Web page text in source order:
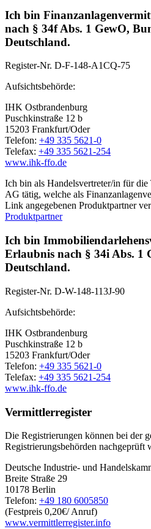
Ich bin
nach § 34f Abs. 1 GewO,
Deutschland.
Register-Nr. D-F-148-A1CQ-75
Aufsichtsbehörde:
IHK Ostbrandenburg
Puschkinstraße 12 b
15203 Frankfurt/Oder
Telefon: +49 335 5621-0
Telefax: +49 335 5621-254
www.ihk-ffo.de
Ich bin als Handelsvertreter/in für
AG tätig, welche als
Link angegebenen Produktpartner
Produktpartner
Ich bin
Erlaubnis nach § 34i Abs. 1
Deutschland.
Register-Nr. D-W-148-113J-90
Aufsichtsbehörde:
IHK Ostbrandenburg
Puschkinstraße 12 b
15203 Frankfurt/Oder
Telefon: +49 335 5621-0
Telefax: +49 335 5621-254
www.ihk-ffo.de
Vermittlerregister
Die Registrierungen können bei der
Registrierungsbehörden nachgeprüft
Deutsche Industrie- und
Breite Straße 29
10178 Berlin
Telefon: +49 180 6005850
(Festpreis 0,20€/ Anruf)
www.vermittlerregister.info